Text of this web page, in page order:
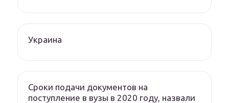
Украина
Сроки подачи документов на
поступление в вузы в 2020 году, назвали